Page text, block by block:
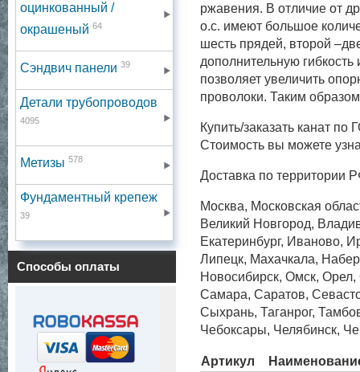
оцинкованный /
окрашеный 64
Сэндвич панели 39
Детали трубопроводов
4095
Метизы 578
Фундаментный крепеж
39
Способы оплаты
ржавения. В отличие от
о.с. имеют большое
шесть прядей, второй
дополнительную
позволяет увеличить
проволоки. Таким
Купить/заказать канат
Стоимость вы можете
Доставка по территории
Москва, Московская
Великий Новгород,
Екатеринбург, Иваново,
Липецк, Махачкала,
Новосибирск, Омск, Орел,
Самара, Саратов,
Сыхрань, Таганрог,
Чебоксары, Челябинск,
Артикул